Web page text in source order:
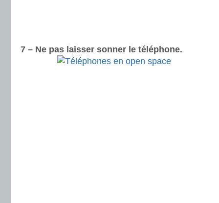
7 – Ne pas laisser sonner le téléphone.